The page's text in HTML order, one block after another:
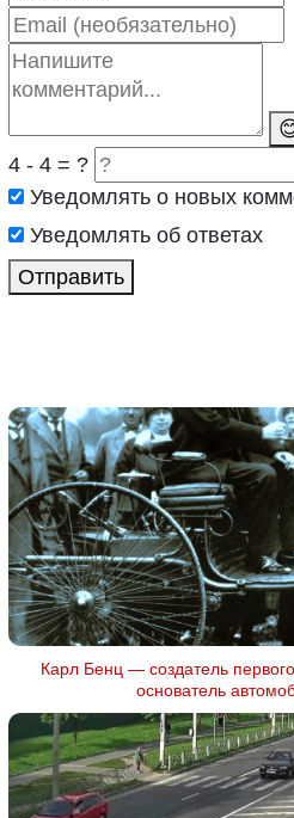
4 - 4 = ?
Уведомлять о новых
Уведомлять об ответах
Отправить
Карл Бенц — создатель
основатель